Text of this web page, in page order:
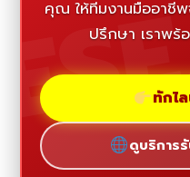
คุณ ให้ทีมงานมืออาชีพ
ปรึกษา เราพ
ทักไ
ดูบริการ